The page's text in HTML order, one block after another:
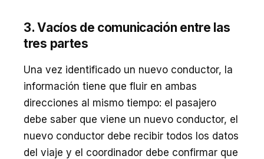
3. Vacíos de comunicación entre las
tres partes
Una vez identificado un nuevo conductor, la
información tiene que fluir en ambas
direcciones al mismo tiempo: el pasajero
debe saber que viene un nuevo conductor, el
nuevo conductor debe recibir todos los datos
del viaje y el coordinador debe confirmar que